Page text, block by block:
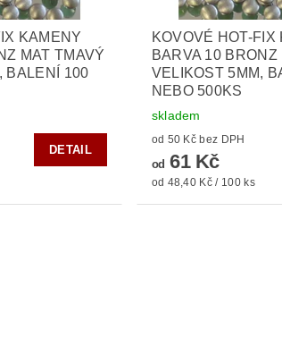
KAMENY
MAT TMAVÝ
BALENÍ 100
DETAIL
KOVOVÉ HOT-FIX
BARVA 10 BRONZ
VELIKOST 5MM,
NEBO 500KS
skladem
od 50 Kč bez DPH
od 61 Kč
od 48,40 Kč / 100 ks